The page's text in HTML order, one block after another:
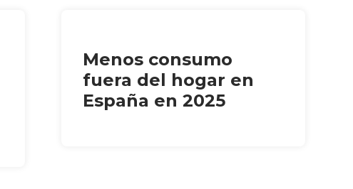
Menos consumo
fuera del hogar en
España en 2025